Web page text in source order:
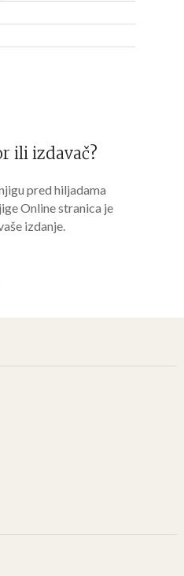
ili izdavač?
pred hiljadama
Online stranica je
izdanje.